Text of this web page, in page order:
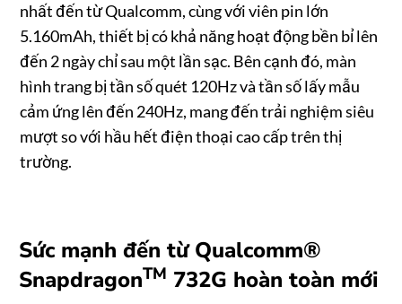
nhất đến từ Qualcomm, cùng với viên pin lớn
5.160mAh, thiết bị có khả năng hoạt động bền bỉ lên
đến 2 ngày chỉ sau một lần sạc. Bên cạnh đó, màn
hình trang bị tần số quét 120Hz và tần số lấy mẫu
cảm ứng lên đến 240Hz, mang đến trải nghiệm siêu
mượt so với hầu hết điện thoại cao cấp trên thị
trường.
Sức mạnh đến từ Qualcomm®
SnapdragonTM 732G hoàn toàn mới